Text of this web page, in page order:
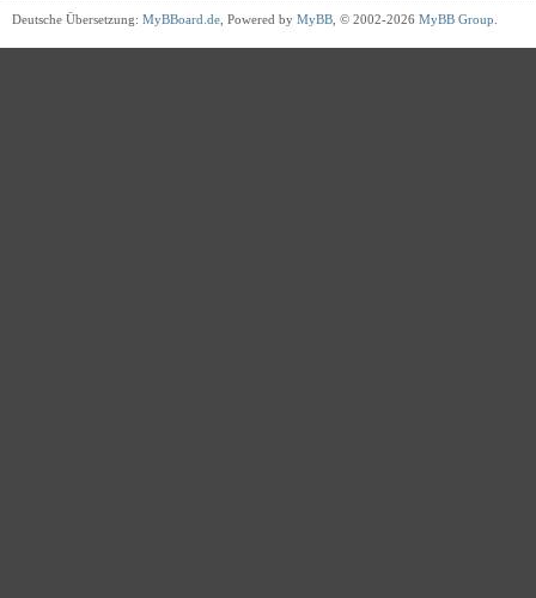
Deutsche Übersetzung: MyBBoard.de , Powered by MyBB , © 2002-2026 MyBB Group